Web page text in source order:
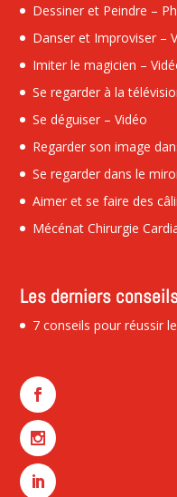
Dessiner et Peindre –
Danser et Improviser –
Imiter le magicien –
Se regarder à la
Se déguiser – Vidéo
Regarder son image
Se regarder dans le
Aimer et se faire des
Mécénat Chirurgie
Les derniers
7 conseils pour réussir